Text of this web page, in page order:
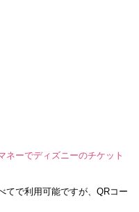
ネーでディズニーのチケット
てで利用可能ですが、QRコー